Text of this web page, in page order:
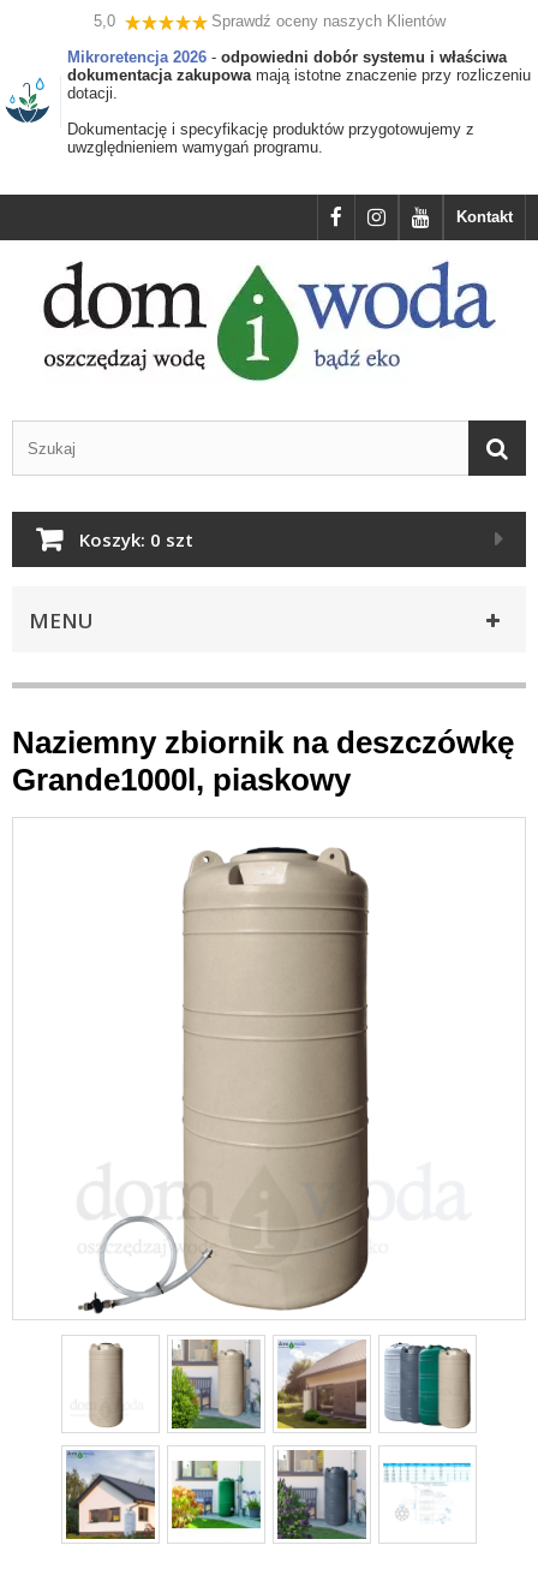
5,0
Sprawdź oceny naszych Klientów
Mikroretencja 2026 - odpowiedni dobór systemu i właściwa
dokumentacja zakupowamają istotne znaczenie przy rozliczeniu
dotacji.
Dokumentację i specyfikację produktów przygotowujemy z
uwzględnieniem wamygań programu.
Kontakt
Koszyk: 0 szt
MENU
Naziemny zbiornik na deszczówkę
Grande1000l, piaskowy